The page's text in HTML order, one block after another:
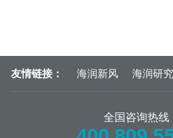
友情链接： 海润新风 海润研
全国咨询热线